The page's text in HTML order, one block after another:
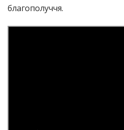
благополуччя.